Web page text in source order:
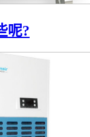
呢?